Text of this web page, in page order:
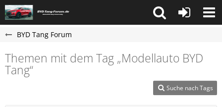
BYD Tang Forum
Themen mit dem Tag „Modellauto BYD
Tang“
Suche nach Tags